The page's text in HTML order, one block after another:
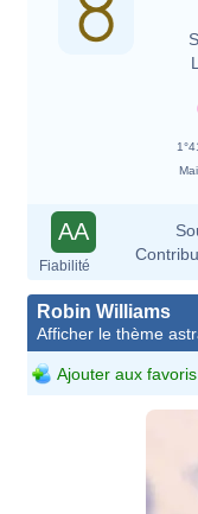
AA
Fiabilité
Robin Williams
Afficher le thème
Ajouter aux favoris